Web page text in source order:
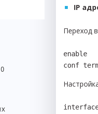
IP
Переход
enable
conf